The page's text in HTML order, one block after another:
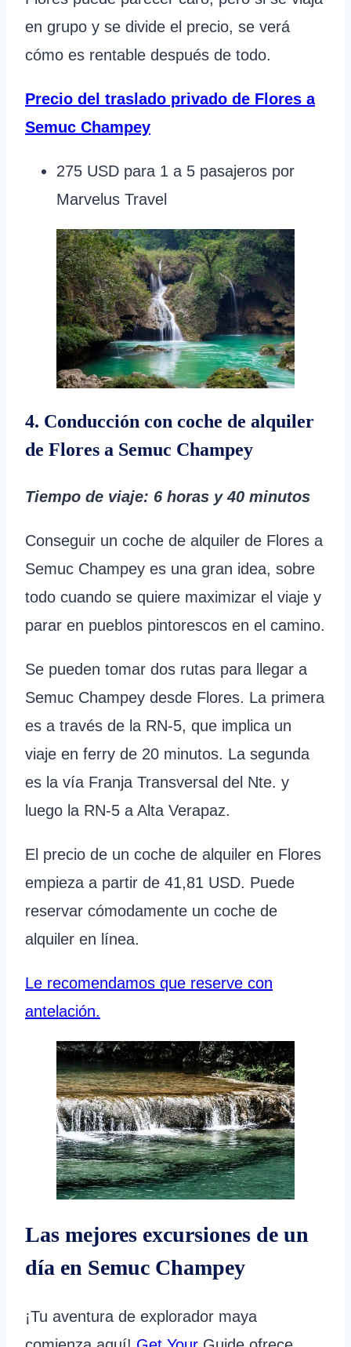
en grupo y se divide el precio, se verá
cómo es rentable después de todo.
Precio del traslado privado de Flores a
Semuc Champey
275 USD para 1 a 5 pasajeros por
Marvelus Travel
4. Conducción con coche de alquiler
de Flores a Semuc Champey
Tiempo de viaje: 6 horas y 40 minutos
Conseguir un coche de alquiler de Flores a
Semuc Champey es una gran idea, sobre
todo cuando se quiere maximizar el viaje y
parar en pueblos pintorescos en el camino.
Se pueden tomar dos rutas para llegar a
Semuc Champey desde Flores. La primera
es a través de la RN-5, que implica un
viaje en ferry de 20 minutos. La segunda
es la vía Franja Transversal del Nte. y
luego la RN-5 a Alta Verapaz.
El precio de un coche de alquiler en Flores
empieza a partir de 41,81 USD. Puede
reservar cómodamente un coche de
alquiler en línea.
Le recomendamos que reserve con
antelación.
Las mejores excursiones de un
día en Semuc Champey
¡Tu aventura de explorador maya